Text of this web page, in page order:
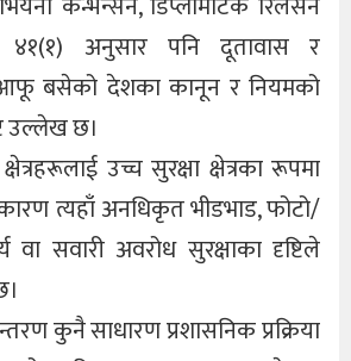
४१(१) अनुसार पनि दूतावास र
बसेको देशका कानून र नियमको
उल्लेख छ।
उच्च सुरक्षा क्षेत्रका रूपमा
त्यहाँ अनधिकृत भीडभाड, फोटो/
वा सवारी अवरोध सुरक्षाका दृष्टिले
कुनै साधारण प्रशासनिक प्रक्रिया